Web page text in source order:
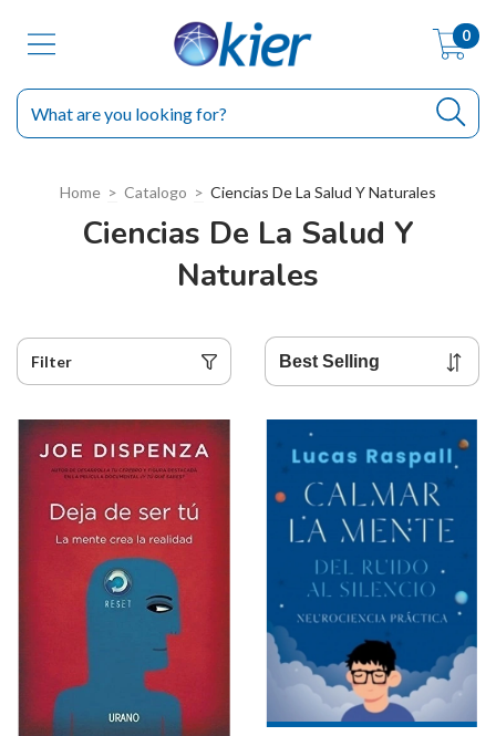
0
Home > Catalogo > Ciencias De La Salud Y Naturales
Ciencias De La Salud Y
Naturales
Filter